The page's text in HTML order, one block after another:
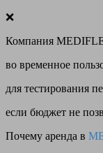
❌
Компания
во временное
для тестирования
если бюджет не
Почему аренда в